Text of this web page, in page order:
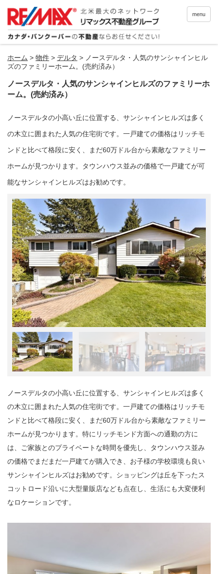
menu
ホーム > 物件 > デルタ > ノースデルタ・人気のサンシャインヒル
ズのファミリーホーム。(売約済み）
ノースデルタ・人気のサンシャインヒルズのファミリーホ
ーム。(売約済み）
ノースデルタの小高い丘に位置する、サンシャインヒルズは多く
の木立に囲まれた人気の住宅街です。一戸建ての価格はリッチモ
ンドと比べて格段に安く、まだ60万ドル台から素敵なファミリー
ホームが見つかります。タウンハウス並みの価格で一戸建てが可
能なサンシャインヒルズはお勧めです。
ノースデルタの小高い丘に位置する、サンシャインヒルズは多く
の木立に囲まれた人気の住宅街です。一戸建ての価格はリッチモ
ンドと比べて格段に安く、まだ60万ドル台から素敵なファミリー
ホームが見つかります。特にリッチモンド方面への通勤の方に
は、ご家族とのプライベートな時間を優先し、タウンハウス並み
の価格でまだまだ一戸建てが購入でき、お子様の学校環境も良い
サンシャインヒルズはお勧めです。ショッピングは丘を下ったス
コットロード沿いに大型量販店なども点在し、生活にも大変便利
なロケーションです。